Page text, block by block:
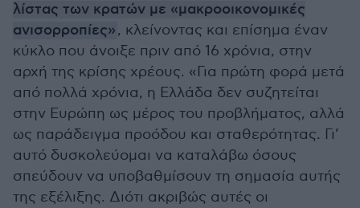
λίστας των κρατών με «μακροοικονομικές
ανισορροπίες», κλείνοντας και επίσημα έναν
κύκλο που άνοιξε πριν από 16 χρόνια, στην
αρχή της κρίσης χρέους. «Για πρώτη φορά μετά
από πολλά χρόνια, η Ελλάδα δεν συζητείται
στην Ευρώπη ως μέρος του προβλήματος, αλλά
ως παράδειγμα προόδου και σταθερότητας. Γι’
αυτό δυσκολεύομαι να καταλάβω όσους
σπεύδουν να υποβαθμίσουν τη σημασία αυτής
της εξέλιξης. Διότι ακριβώς αυτές οι